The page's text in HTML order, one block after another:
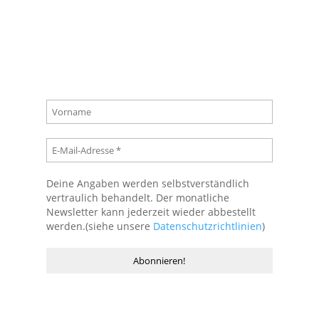
Deine Angaben werden selbstverständlich
vertraulich behandelt. Der monatliche
Newsletter kann jederzeit wieder abbestellt
werden.(siehe unsere Datenschutzrichtlinien)